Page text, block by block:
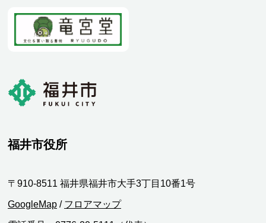
福井市役所
〒910-8511 福井県福井市大手3丁目10番1号
GoogleMap / フロアマップ